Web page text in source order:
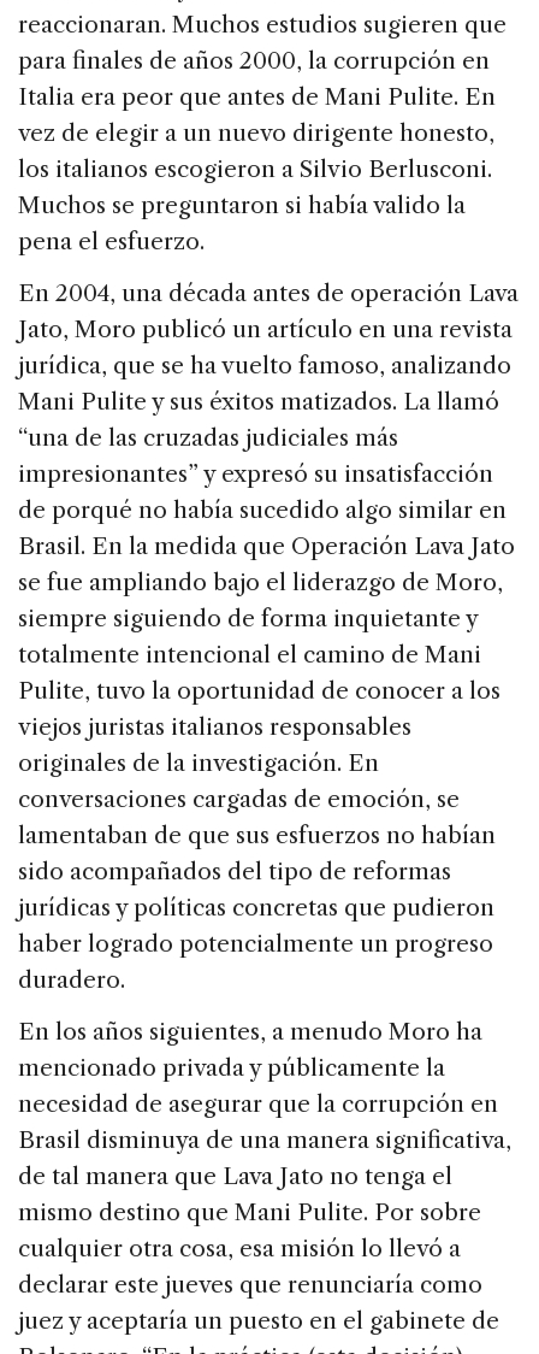
reaccionaran. Muchos estudios sugieren que
para finales de años 2000, la corrupción en
Italia era peor que antes de Mani Pulite. En
vez de elegir a un nuevo dirigente honesto,
los italianos escogieron a Silvio Berlusconi.
Muchos se preguntaron si había valido la
pena el esfuerzo.
En 2004, una década antes de operación Lava
Jato, Moro publicó un artículo en una revista
jurídica, que se ha vuelto famoso, analizando
Mani Pulite y sus éxitos matizados. La llamó
“una de las cruzadas judiciales más
impresionantes” y expresó su insatisfacción
de porqué no había sucedido algo similar en
Brasil. En la medida que Operación Lava Jato
se fue ampliando bajo el liderazgo de Moro,
siempre siguiendo de forma inquietante y
totalmente intencional el camino de Mani
Pulite, tuvo la oportunidad de conocer a los
viejos juristas italianos responsables
originales de la investigación. En
conversaciones cargadas de emoción, se
lamentaban de que sus esfuerzos no habían
sido acompañados del tipo de reformas
jurídicas y políticas concretas que pudieron
haber logrado potencialmente un progreso
duradero.
En los años siguientes, a menudo Moro ha
mencionado privada y públicamente la
necesidad de asegurar que la corrupción en
Brasil disminuya de una manera significativa,
de tal manera que Lava Jato no tenga el
mismo destino que Mani Pulite. Por sobre
cualquier otra cosa, esa misión lo llevó a
declarar este jueves que renunciaría como
juez y aceptaría un puesto en el gabinete de